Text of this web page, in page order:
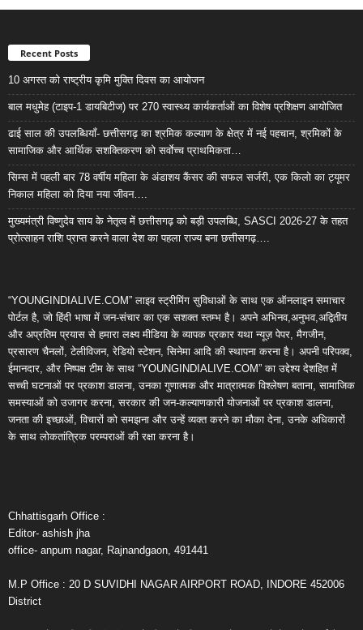
Recent Posts
10 अगस्त को राष्ट्रीय कृमि मुक्ति दिवस का आयोजन
बाल मधुमेह (टाइप-1 डायबिटीज) पर 270 स्वास्थ्य कार्यकर्ताओं का विशेष प्रशिक्षण आयोजित
ढाई साल की उपलब्धियाँ- छत्तीसगढ़ का श्रमिक कल्याण के क्षेत्र में नई पहचान, श्रमिकों के
सामाजिक और आर्थिक सशक्तिकरण को सर्वाेच्च प्राथमिकता…
सिम्स में पहली बार 78 वर्षीय महिला के अंडाशय कैंसर की सफल सर्जरी, एक किलो का ट्यूमर
निकाल महिला को दिया नया जीवन….
मुख्यमंत्री विष्णुदेव साय के नेतृत्व में छत्तीसगढ़ को बड़ी उपलब्धि, SASCI 2026-27 के तहत
प्रोत्साहन राशि प्राप्त करने वाला देश का पहला राज्य बना छत्तीसगढ़….
“YOUNGINDIALIVE.COM” लाइव स्ट्रीमिंग सुविधाओं के साथ एक ऑनलाइन समाचार
पोर्टल है, जो हिंदी भाषा में जन-संचार का एक सशक्त स्तम्भ है। अपने अभिनव,अनुभव,अद्वितीय
और अप्रतिम प्रयास से हमारा लक्ष्य मीडिया के व्यापक प्रकार यथा न्यूज़ पेपर, मैगजीन,
प्रसारण चैनलों, टेलीविजन, रेडियो स्टेशन, सिनेमा आदि की स्थापना करना है। अपनी परिपक्व,
ईमानदार, और निष्पक्ष टीम के साथ “YOUNGINDIALIVE.COM” का उद्देश्य देशहित में
सच्ची घटनाओं पर प्रकाश डालना, उनका गुणात्मक और मात्रात्मक विश्लेषण बताना, सामाजिक
समस्याओं को उजागर करना, सरकार की जन-कल्याणकारी योजनाओं पर प्रकाश डालना,
जनता की इच्छाओं, विचारों को समझना और उन्हें व्यक्त करने का मौका देना, उनके अधिकारों
के साथ लोकतांत्रिक परम्पराओं की रक्षा करना है।
Chhattisgarh Office :
Editor- ashish jha
office- anpum nagar, Rajnandgaon, 491441
M.P Office : 20 D SUVIDHI NAGAR AIRPORT ROAD, INDORE 452006
District